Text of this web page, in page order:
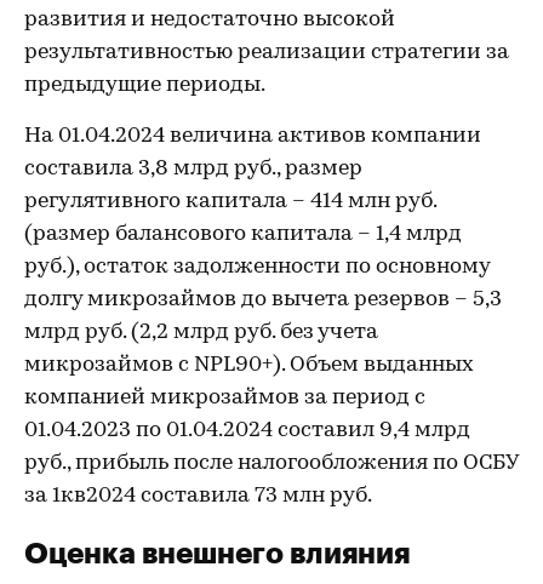
развития и недостаточно высокой
результативностью реализации стратегии за
предыдущие периоды.
На 01.04.2024 величина активов компании
составила 3,8 млрд руб., размер
регулятивного капитала – 414 млн руб.
(размер балансового капитала – 1,4 млрд
руб.), остаток задолженности по основному
долгу микрозаймов до вычета резервов – 5,3
млрд руб. (2,2 млрд руб. без учета
микрозаймов с NPL90+). Объем выданных
компанией микрозаймов за период с
01.04.2023 по 01.04.2024 составил 9,4 млрд
руб., прибыль после налогообложения по ОСБУ
за 1кв2024 составила 73 млн руб.
Оценка внешнего влияния